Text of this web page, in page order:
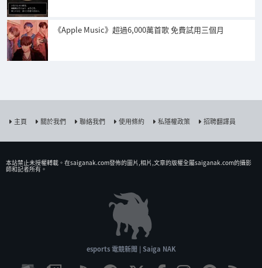
《Apple Music》超過6,000萬首歌 免費試用三個月
主頁 關於我們 聯絡我們 使用條約 私隱權政策 招聘翻譯員
本站禁止未授權𨍭載。在saiganak.com發佈的圖片,相片,文章的版權全屬saiganak.com的攝影
師和記者所有。
esports 電競新聞 | Saiga NAK